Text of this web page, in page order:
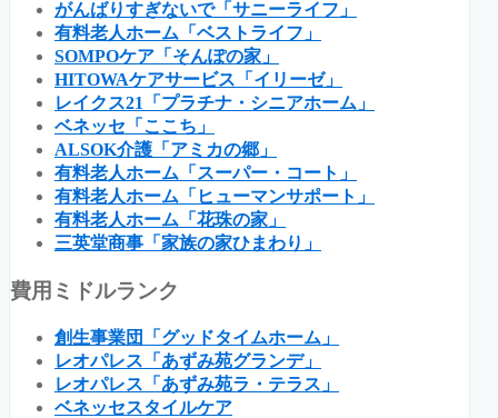
がんばりすぎないで「サニーライフ」
有料老人ホーム「ベストライフ」
SOMPOケア「そんぽの家」
HITOWAケアサービス「イリーゼ」
レイクス21「プラチナ・シニアホーム」
ベネッセ「ここち」
ALSOK介護「アミカの郷」
有料老人ホーム「スーパー・コート」
有料老人ホーム「ヒューマンサポート」
有料老人ホーム「花珠の家」
三英堂商事「家族の家ひまわり」
費用ミドルランク
創生事業団「グッドタイムホーム」
レオパレス「あずみ苑グランデ」
レオパレス「あずみ苑ラ・テラス」
ベネッセスタイルケア